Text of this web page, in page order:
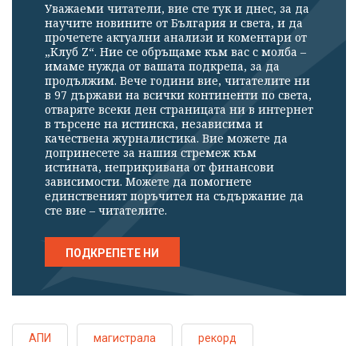
Уважаеми читатели, вие сте тук и днес, за да
научите новините от България и света, и да
прочетете актуални анализи и коментари от
„Клуб Z“. Ние се обръщаме към вас с молба –
имаме нужда от вашата подкрепа, за да
продължим. Вече години вие, читателите ни
в 97 държави на всички континенти по света,
отваряте всеки ден страницата ни в интернет
в търсене на истинска, независима и
качествена журналистика. Вие можете да
допринесете за нашия стремеж към
истината, неприкривана от финансови
зависимости. Можете да помогнете
единственият поръчител на съдържание да
сте вие – читателите.
ПОДКРЕПЕТЕ НИ
АПИ магистрала рекорд